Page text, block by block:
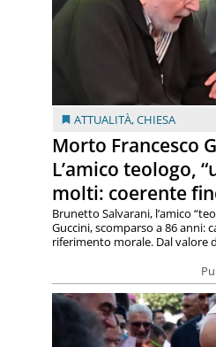
ATTUALITÀ,CHIESA
Morto Francesco
L’amico teologo,
molti: coerente
Brunetto Salvarani, l’amico
Guccini, scomparso a 86 anni:
riferimento morale. Dal valore